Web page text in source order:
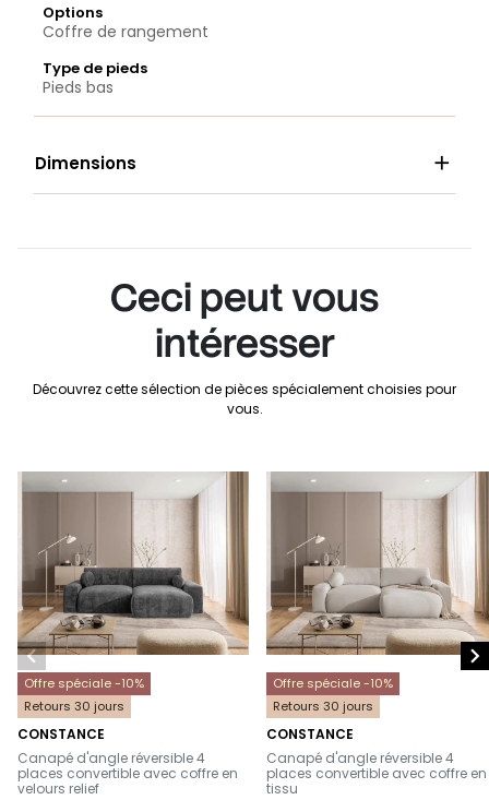
Options
Coffre de rangement
Type de pieds
Pieds bas
Dimensions 
Ceci peut vous
intéresser
Découvrez cette sélection de pièces spécialement choisies pour
vous.
Offre spéciale -10%
Retours 30 jours
CONSTANCE
-
Canapé d'angle réversible 4
places convertible avec coffre en
velours relief
Offre spéciale -10%
Retours 30 jours
CONSTANCE
-
Canapé d'angle réversible 4
places convertible avec coffre en
tissu
 